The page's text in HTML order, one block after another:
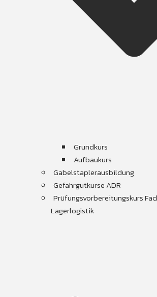
Grundkurs
Aufbaukurs
Gabelstaplerausbildung
Gefahrgutkurse ADR
Prüfungsvorbereitungskurs
Lagerlogistik